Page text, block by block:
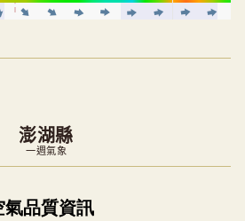
澎湖縣
一週氣象
具為視覺預覽，完整即時空